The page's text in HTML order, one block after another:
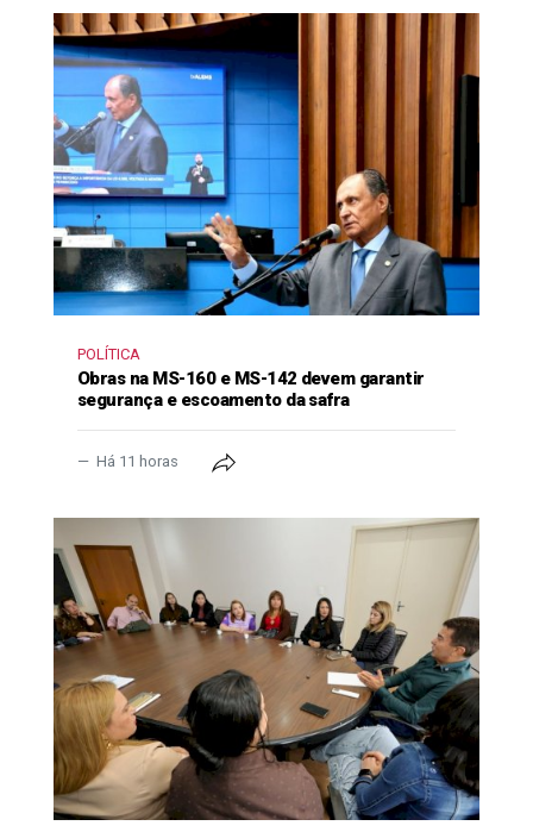
POLÍTICA
Obras na MS-160 e MS-142 devem garantir
segurança e escoamento da safra
Há 11 horas